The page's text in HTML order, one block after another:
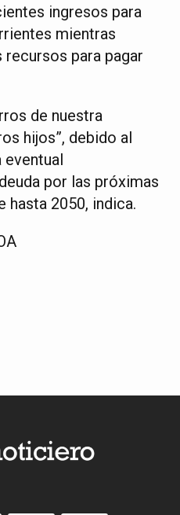
ingresos para
mientras
para pagar
de nuestra
hijos”, debido al
eventual
por las próximas
hasta 2050, indica.